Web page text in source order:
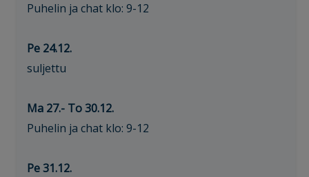
Puhelin ja chat klo: 9-12
Pe 24.12.
suljettu
Ma 27.- To 30.12.
Puhelin ja chat klo: 9-12
Pe 31.12.